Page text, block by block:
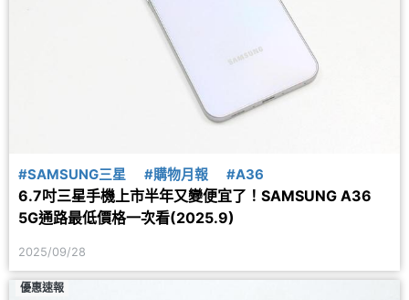
#SAMSUNG三星 #購物月報 #A36
6.7吋三星手機上市半年又變便宜了！SAMSUNG A36
5G通路最低價格一次看(2025.9)
2025/09/28
優惠速報